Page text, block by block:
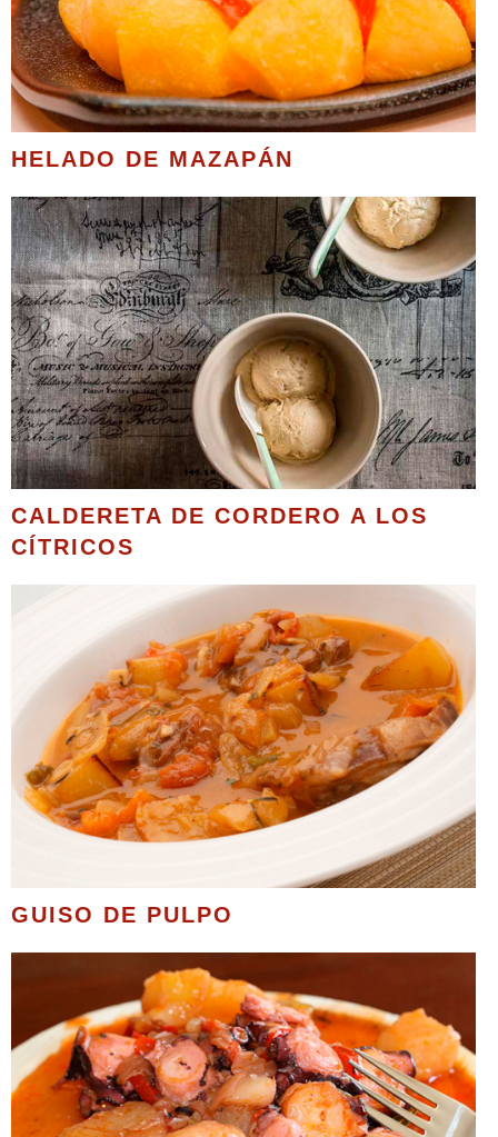
HELADO DE MAZAPÁN
CALDERETA DE CORDERO A LOS
CÍTRICOS
GUISO DE PULPO